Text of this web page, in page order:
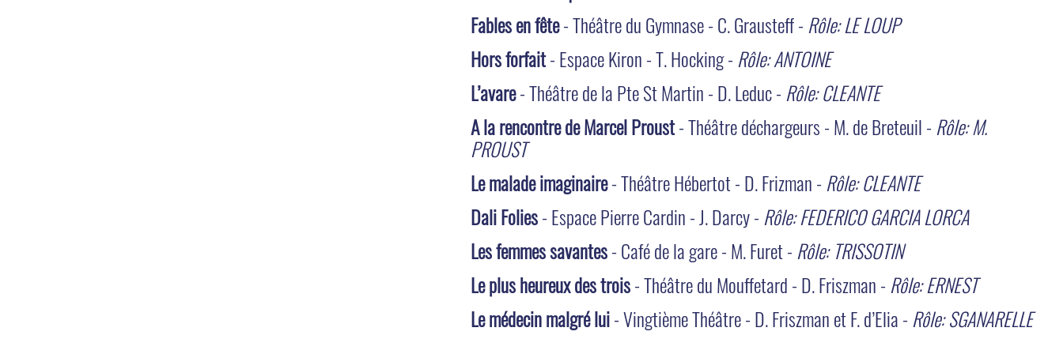
Fables en fête- Théâtre du Gymnase - C. Grausteff -Rôle: LE LOUP
Hors forfait- Espace Kiron - T. Hocking -Rôle: ANTOINE
L’avare- Théâtre de la Pte St Martin - D. Leduc -Rôle: CLEANTE
A la rencontre de Marcel Proust- Théâtre déchargeurs - M. de Breteuil -Rôle: M.
PROUST
Le malade imaginaire- Théâtre Hébertot - D. Frizman -Rôle: CLEANTE
Dali Folies- Espace Pierre Cardin - J. Darcy -Rôle: FEDERICO GARCIA LORCA
Les femmes savantes- Café de la gare - M. Furet -Rôle: TRISSOTIN
Le plus heureux des trois- Théâtre du Mouffetard - D. Friszman -Rôle: ERNEST
Le médecin malgré lui- Vingtième Théâtre - D. Friszman et F. d’Elia -Rôle: SGANARELLE